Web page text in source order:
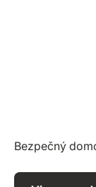
Bezpečný